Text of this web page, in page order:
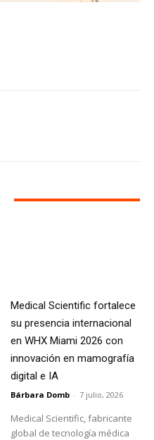
Medical Scientific fortalece
su presencia internacional
en WHX Miami 2026 con
innovación en mamografía
digital e IA
Bárbara Domb - 7 julio, 2026
Medical Scientific, fabricante
global de tecnología médica